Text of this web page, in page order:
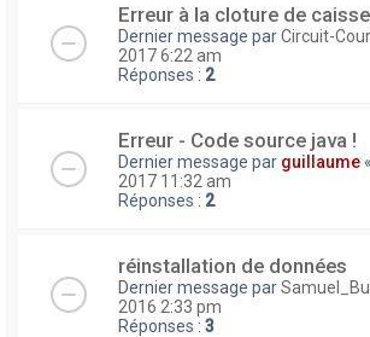
Erreur à la cloture de caisse
Dernier message parCircuit-
2017 6:22 am
Réponses : 2
Erreur - Code source java !
Dernier message par guillaume «
2017 11:32 am
Réponses : 2
réinstallation de données
Dernier message par
2016 2:33 pm
Réponses : 3